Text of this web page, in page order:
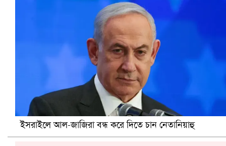
খুলনায় বিএনপি অফিসে গুলি-বোমা হামলা, নিহত ১
ইসরাইলে আল-জাজিরা বন্ধ করে দিতে চান নেতানিয়াহু